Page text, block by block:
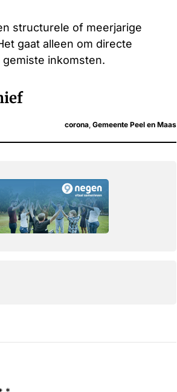
structurele of meerjarige
gaat alleen om directe
inkomsten.
corona Gemeente Peel en Maas